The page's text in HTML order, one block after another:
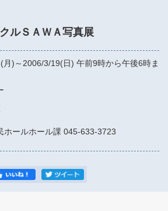
ルＳＡＷＡ写真展
(月)～ 2006/3/19(日) 午前9時から午後6時ま
ホールホール課 045-633-3723